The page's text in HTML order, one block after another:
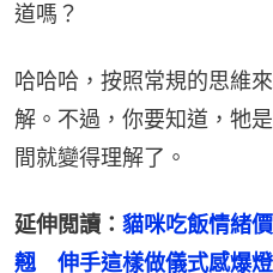
道嗎？
哈哈哈，按照常規的思維
解。不過，你要知道，牠
間就變得理解了。
延伸閲讀： 貓咪吃飯情緒
翹　伸手這樣做儀式感爆燈